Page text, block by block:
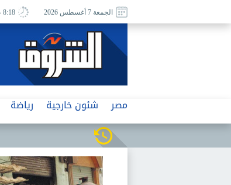
الجمعة 7 أغسطس 2026 8:18 ص القاهرة
مصر شئون خارجية رياضة